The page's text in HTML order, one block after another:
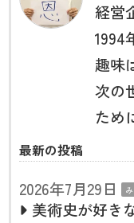
経営
1994
趣味
次の
ため
最新の投稿
2026年7月29日
美術史が好き